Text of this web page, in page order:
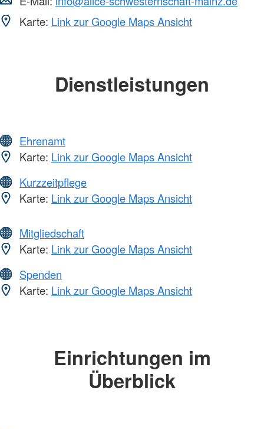
Karte: Link zur Google Maps Ansicht
Dienstleistungen
Ehrenamt
Karte: Link zur Google Maps Ansicht
Kurzzeitpflege
Karte: Link zur Google Maps Ansicht
Mitgliedschaft
Karte: Link zur Google Maps Ansicht
Spenden
Karte: Link zur Google Maps Ansicht
Einrichtungen im
Überblick